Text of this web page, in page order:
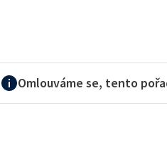
Omlouváme se, tento